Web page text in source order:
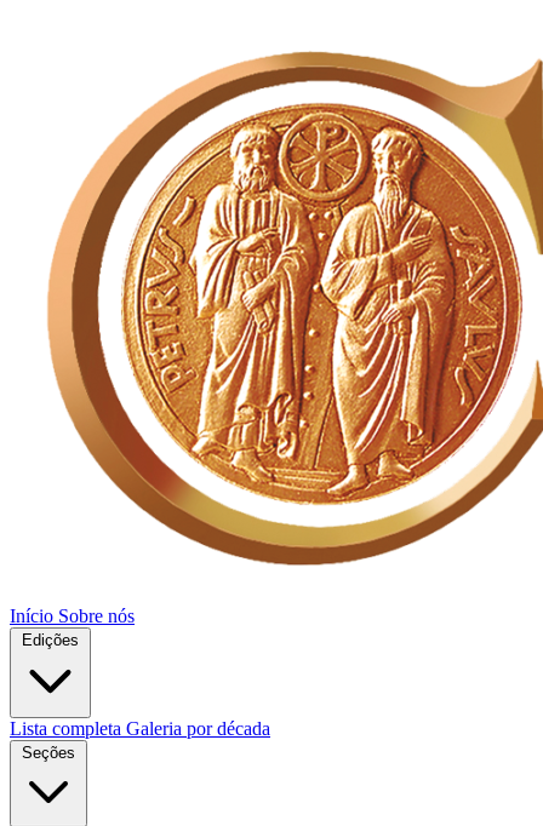
Início Sobre nós
Edições
Lista completa Galeria por década
Seções